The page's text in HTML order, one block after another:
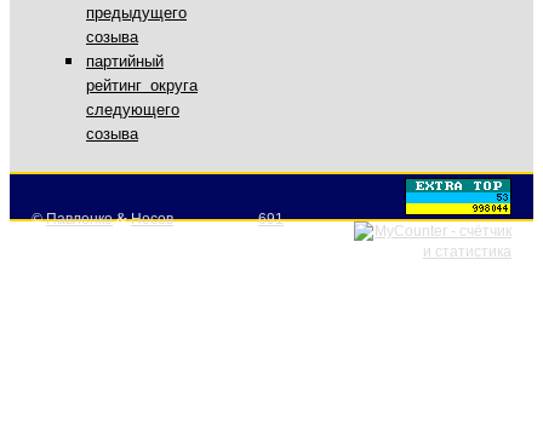
предыдущего
созыва
партийный
рейтинг округа
следующего
созыва
©Павленко&Носов 691